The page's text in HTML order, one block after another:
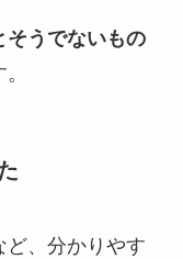
そうでないもの
ど、分かりやす